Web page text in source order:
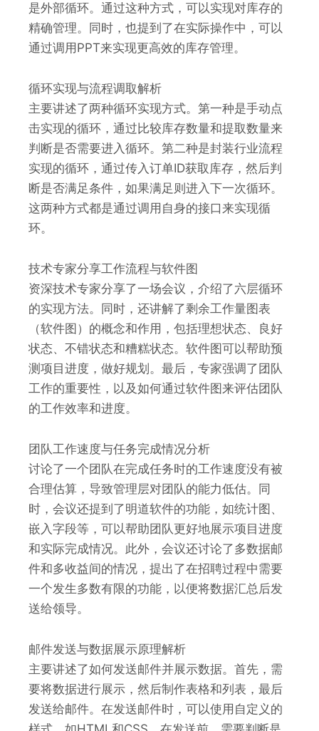
是外部循环。通过这种方式，可以实现对库存的
精确管理。同时，也提到了在实际操作中，可以
通过调用PPT来实现更高效的库存管理。
循环实现与流程调取解析
主要讲述了两种循环实现方式。第一种是手动点
击实现的循环，通过比较库存数量和提取数量来
判断是否需要进入循环。第二种是封装行业流程
实现的循环，通过传入订单ID获取库存，然后判
断是否满足条件，如果满足则进入下一次循环。
这两种方式都是通过调用自身的接口来实现循
环。
技术专家分享工作流程与软件图
资深技术专家分享了一场会议，介绍了六层循环
的实现方法。同时，还讲解了剩余工作量图表
（软件图）的概念和作用，包括理想状态、良好
状态、不错状态和糟糕状态。软件图可以帮助预
测项目进度，做好规划。最后，专家强调了团队
工作的重要性，以及如何通过软件图来评估团队
的工作效率和进度。
团队工作速度与任务完成情况分析
讨论了一个团队在完成任务时的工作速度没有被
合理估算，导致管理层对团队的能力低估。同
时，会议还提到了明道软件的功能，如统计图、
嵌入字段等，可以帮助团队更好地展示项目进度
和实际完成情况。此外，会议还讨论了多数据邮
件和多收益间的情况，提出了在招聘过程中需要
一个发生多数有限的功能，以便将数据汇总后发
送给领导。
邮件发送与数据展示原理解析
主要讲述了如何发送邮件并展示数据。首先，需
要将数据进行展示，然后制作表格和列表，最后
发送给邮件。在发送邮件时，可以使用自定义的